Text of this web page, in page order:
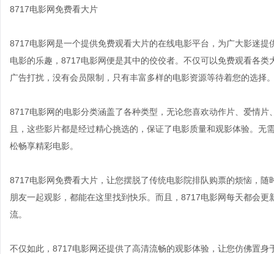
8717电影网免费看大片
8717电影网是一个提供免费观看大片的在线电影平台，为广大影迷
电影的乐趣，8717电影网便是其中的佼佼者。不仅可以免费观看各
广告打扰，没有会员限制，只有丰富多样的电影资源等待着您的选择
8717电影网的电影分类涵盖了各种类型，无论您喜欢动作片、爱情
且，这些影片都是经过精心挑选的，保证了电影质量和观影体验。
松畅享精彩电影。
8717电影网免费看大片，让您摆脱了传统电影院排队购票的烦恼，
朋友一起观影，都能在这里找到快乐。而且，8717电影网每天都会
流。
不仅如此，8717电影网还提供了高清流畅的观影体验，让您仿佛置